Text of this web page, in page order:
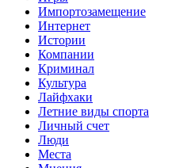
Импортозамещение
Интернет
Истории
Компании
Криминал
Культура
Лайфхаки
Летние виды спорта
Личный счет
Люди
Места